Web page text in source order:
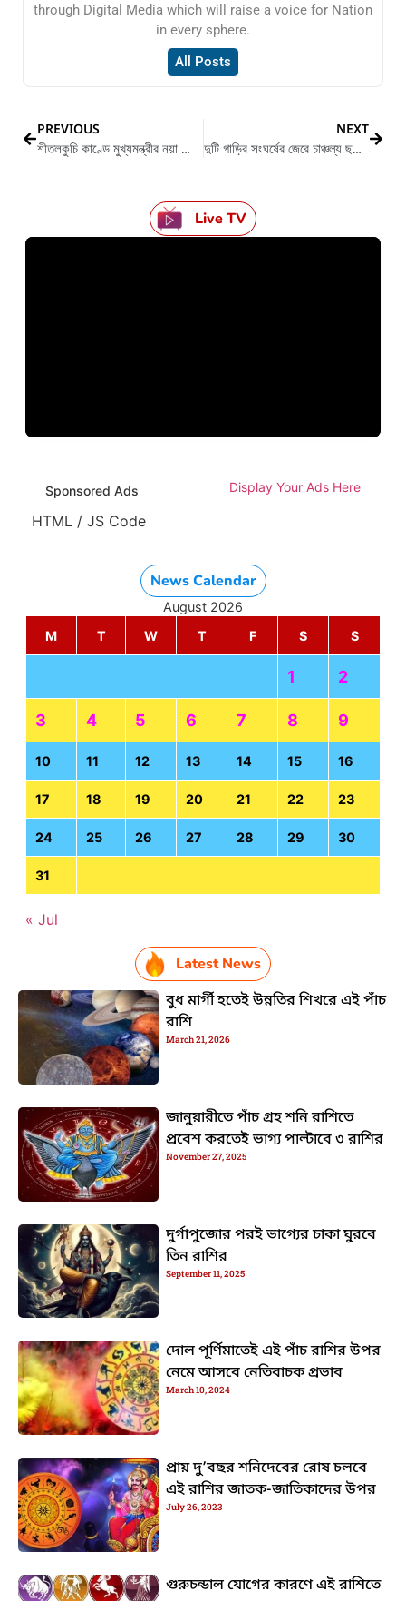
through Digital Media which will raise a voice for Nation
in every sphere.
All Posts
PREVIOUS
শীতলকুচি কাণ্ডে মুখ্যমন্ত্রীর নয়া ঘোষণা
NEXT
দুটি গাড়ির সংঘর্ষের জেরে চাঞ্চল্য ছড়ায় এলাকায়
Live TV
Sponsored Ads Display Your Ads Here
HTML / JS Code
News Calendar
August 2026
M
T W T F S S
1 2
3 4 5 6 7 8 9
10 11 12 13 14 15 16
17 18 19 20 21 22 23
24 25 26 27 28 29 30
31
« Jul
Latest News
বুধ মার্গী হতেই উন্নতির শিখরে এই পাঁচ
রাশি
March 21, 2026
জানুয়ারীতে পাঁচ গ্রহ শনি রাশিতে
প্রবেশ করতেই ভাগ্য পাল্টাবে ৩ রাশির
November 27, 2025
দুর্গাপুজোর পরই ভাগ্যের চাকা ঘুরবে
তিন রাশির
September 11, 2025
দোল পূর্ণিমাতেই এই পাঁচ রাশির উপর
নেমে আসবে নেতিবাচক প্রভাব
March 10, 2024
প্রায় দু’বছর শনিদেবের রোষ চলবে
এই রাশির জাতক-জাতিকাদের উপর
July 26, 2023
গুরুচন্ডাল যোগের কারণে এই রাশিতে